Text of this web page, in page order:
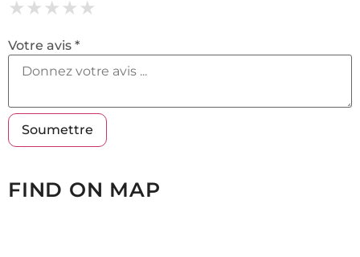
★ ★ ★ ★ ★
Votre avis *
FIND ON MAP